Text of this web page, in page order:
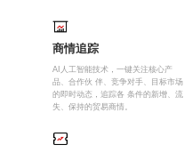
商情追踪
AI人工智能技术，一键关注核心产
品、合作伙 伴、竞争对手、目标市场
的即时动态，追踪各 条件的新增、流
失、保持的贸易商情。